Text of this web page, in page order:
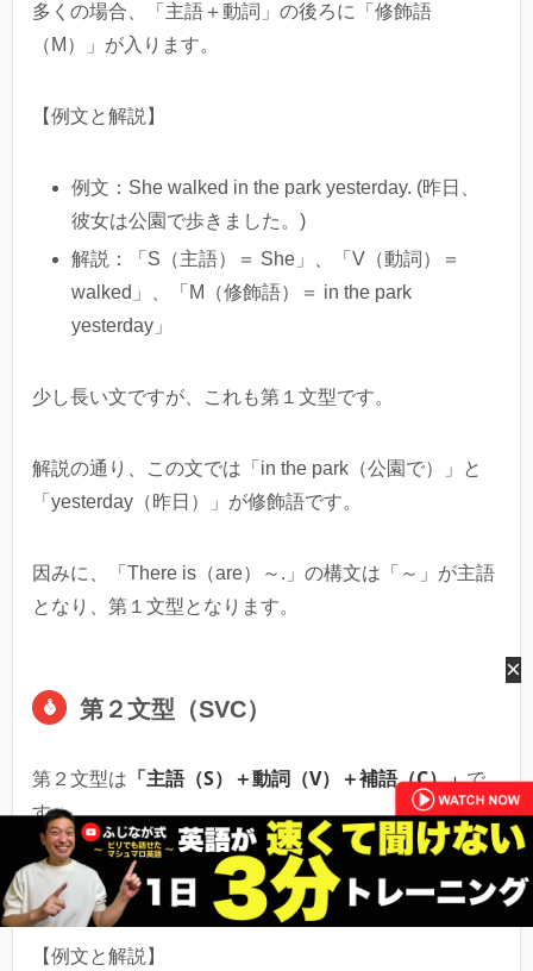
多くの場合、「主語＋動詞」の後ろに「修飾語
（M）」が入ります。
【例文と解説】
例文：She walked in the park yesterday. (昨日、
彼女は公園で歩きました。)
解説：「S（主語）＝ She」、「V（動詞）＝
walked」、「M（修飾語）＝ in the park
yesterday」
少し長い文ですが、これも第１文型です。
解説の通り、この文では「in the park（公園で）」と
「yesterday（昨日）」が修飾語です。
因みに、「There is（are）～.」の構文は「～」が主語
となり、第１文型となります。
第２文型（SVC）
第２文型は 「主語（S）＋動詞（V）＋補語（C）」で
す。
日本語訳は「SはCである（V）」となります。
【例文と解説】
×